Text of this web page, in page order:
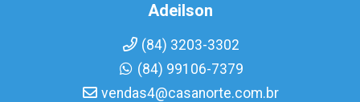
Adeilson
(84) 3203-3302
(84) 99106-7379
vendas4@casanorte.com.br